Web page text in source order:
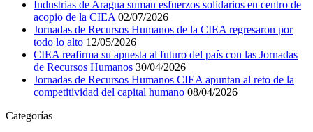
Industrias de Aragua suman esfuerzos solidarios en centro de
acopio de la CIEA 02/07/2026
Jornadas de Recursos Humanos de la CIEA regresaron por
todo lo alto 12/05/2026
CIEA reafirma su apuesta al futuro del país con las Jornadas
de Recursos Humanos 30/04/2026
Jornadas de Recursos Humanos CIEA apuntan al reto de la
competitividad del capital humano 08/04/2026
Categorías